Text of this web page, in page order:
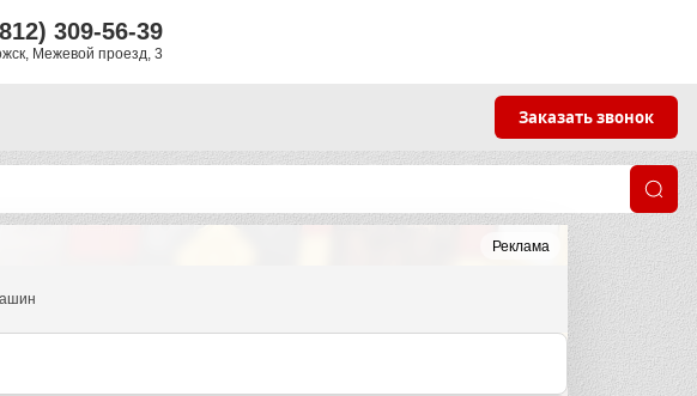
309-56-39
Межевой проезд, 3
Заказать звонок
Реклама